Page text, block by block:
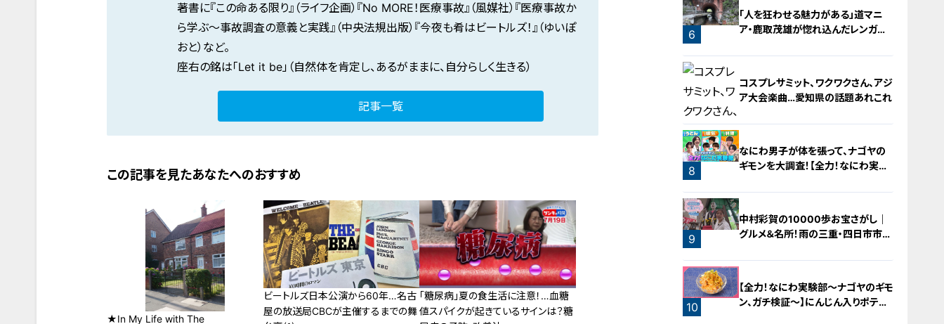
著書に『この命ある限り』（ライフ企画）『No MORE！医療事故』（風媒社）『医療事故か
ら学ぶ～事故調査の意義と実践』（中央法規出版）『今夜も肴はビートルズ！』（ゆいぽ
おと）など。
座右の銘は「Let it be」（自然体を肯定し、あるがままに、自分らしく生きる）
記事一覧
この記事を見たあなたへのおすすめ
★In My Life with The
ビートルズ日本公演から60年…名古
屋の放送局CBCが主催するまでの舞
「糖尿病」夏の食生活に注意！…血糖
値スパイクが起きているサインは？糖
6
「人を狂わせる魅力がある」道マニ
ア・鹿取茂雄が惚れ込んだレンガの
7
コスプレサミット、ワクワクさん、アジ
ア大会楽曲…愛知県の話題あれこれ
8
なにわ男子が体を張って、ナゴヤの
ギモンを大調査！【全力！なにわ実験
9
中村彩賀の10000歩お宝さがし｜
グルメ＆名所！雨の三重・四日市市で
10
【全力！なにわ実験部～ナゴヤのギモ
ン、ガチ検証～】にんじん入りポテト